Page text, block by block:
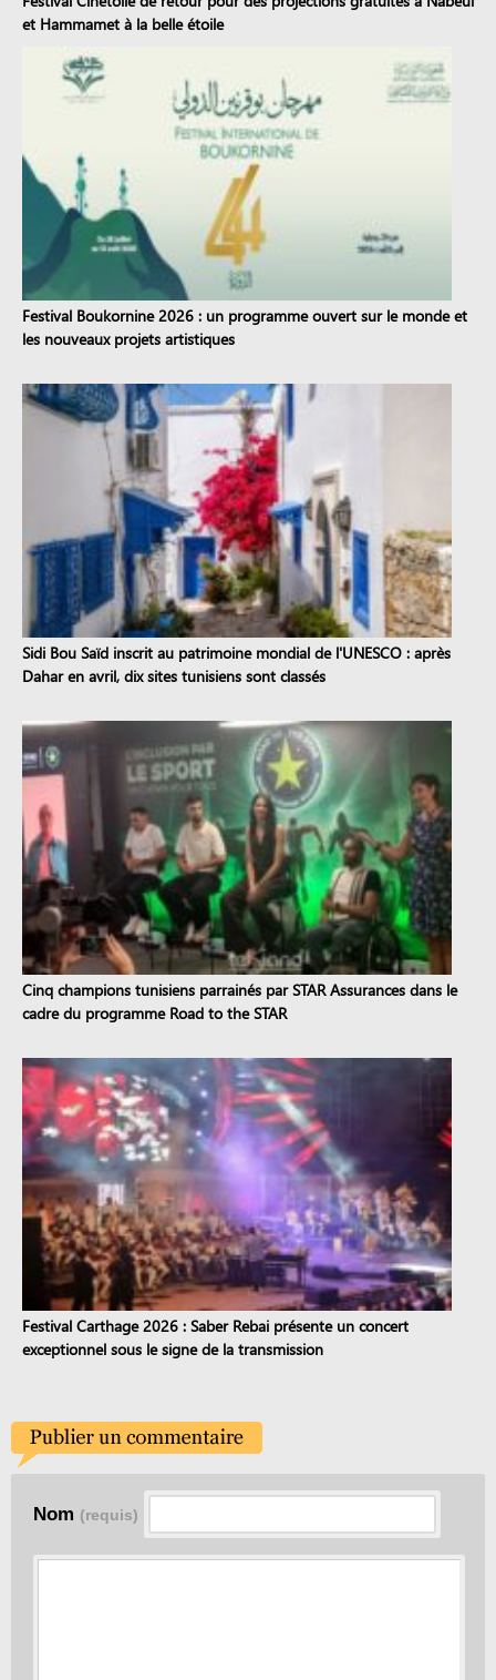
et Hammamet à la belle étoile
Festival Boukornine 2026 : un programme ouvert sur le monde et
les nouveaux projets artistiques
Sidi Bou Saïd inscrit au patrimoine mondial de l'UNESCO : après
Dahar en avril, dix sites tunisiens sont classés
Cinq champions tunisiens parrainés par STAR Assurances dans le
cadre du programme Road to the STAR
Festival Carthage 2026 : Saber Rebai présente un concert
exceptionnel sous le signe de la transmission
Nom (requis)